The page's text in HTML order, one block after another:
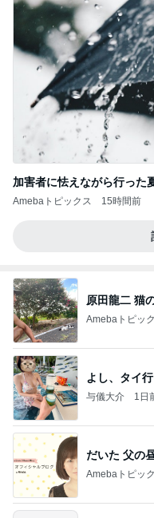
加害者に怯えながら行った
Amebaトピックス 15時間前
原田龍二 猫
Amebaトピッ
よし、タイ行
与儀大介 1日
だいた 父の
Amebaトピッ